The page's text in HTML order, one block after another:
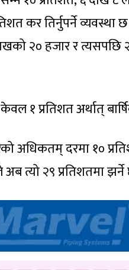
कर तिर्नुपर्ने
२० हजार र त्यसपछि
प्रतिशत अर्थात्
अधिकतम् दरमा १०
त्यो २९ प्रतिशतमा झर्ने